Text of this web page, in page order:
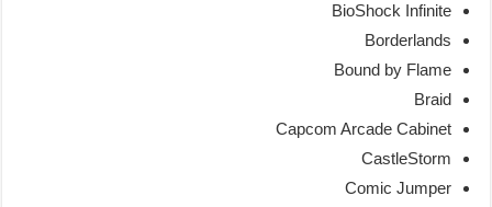
BioShock Infinite
Borderlands
Bound by Flame
Braid
Capcom Arcade Cabinet
CastleStorm
Comic Jumper